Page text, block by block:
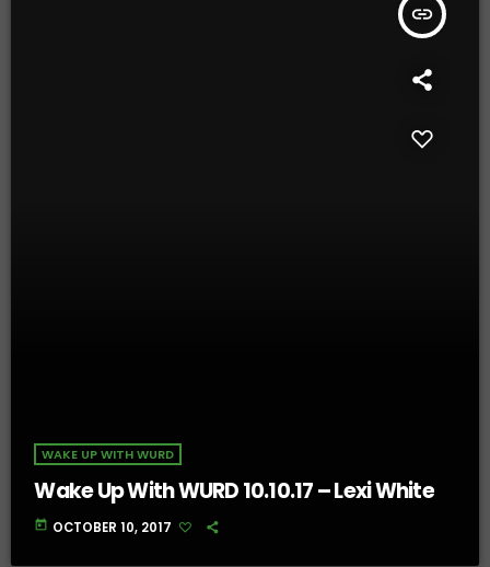
insert_link
WAKE UP WITH WURD
Wake Up With WURD 10.10.17 – Lexi White
today OCTOBER 10, 2017